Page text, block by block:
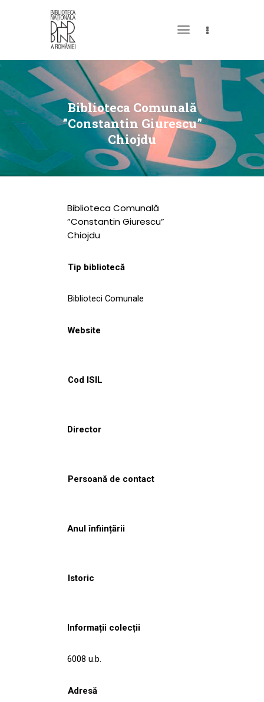
Biblioteca Comunală
”Constantin Giurescu”
Chiojdu
DESPRE NOI
PERMISUL MEU DE
BIBLIOTECĂ
CATALOAGE ȘI
COLECȚII
BIBLIOTECA DIGITALĂ
EVENIMENTE
CULTURALE
SPAȚII
NOUTĂȚI
Biblioteca Comunală
”Constantin Giurescu”
Chiojdu
Tip bibliotecă
Biblioteci Comunale
Website
Cod ISIL
Director
Persoană de contact
Anul înființării
Istoric
Informații colecții
6008 u.b.
Adresă